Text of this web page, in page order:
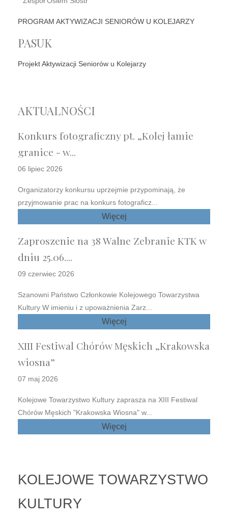
PROGRAM AKTYWIZACJI SENIORÓW U KOLEJARZY
PASUK
Projekt Aktywizacji Seniorów u Kolejarzy
AKTUALNOŚCI
Konkurs fotograficzny pt. „Kolej łamie
granice - w...
06 lipiec 2026
Organizatorzy konkursu uprzejmie przypominają, że
przyjmowanie prac na konkurs fotograficz...
Więcej
Zaproszenie na 38 Walne Zebranie KTK w
dniu 25.06....
09 czerwiec 2026
Szanowni Państwo Członkowie Kolejowego Towarzystwa
Kultury W imieniu i z upoważnienia Zarz...
Więcej
XIII Festiwal Chórów Męskich „Krakowska
wiosna”
07 maj 2026
Kolejowe Towarzystwo Kultury zaprasza na XIII Festiwal
Chórów Męskich "Krakowska Wiosna" w...
Więcej
KOLEJOWE TOWARZYSTWO
KULTURY